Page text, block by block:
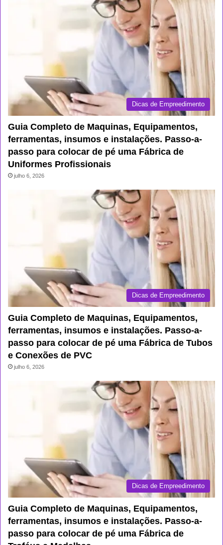
Dicas de Empreedimento
Guia Completo de Maquinas, Equipamentos,
ferramentas, insumos e instalações. Passo-a-
passo para colocar de pé uma Fábrica de
Uniformes Profissionais
julho 6, 2026
Dicas de Empreedimento
Guia Completo de Maquinas, Equipamentos,
ferramentas, insumos e instalações. Passo-a-
passo para colocar de pé uma Fábrica de Tubos
e Conexões de PVC
julho 6, 2026
Dicas de Empreedimento
Guia Completo de Maquinas, Equipamentos,
ferramentas, insumos e instalações. Passo-a-
passo para colocar de pé uma Fábrica de